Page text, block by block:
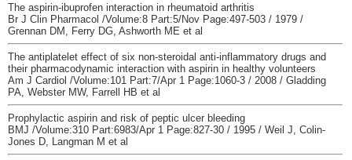
The aspirin-ibuprofen interaction in rheumatoid arthritis
Br J Clin Pharmacol /Volume:8 Part:5/Nov Page:497-503 / 1979 /
Grennan DM, Ferry DG, Ashworth ME et al
The antiplatelet effect of six non-steroidal anti-inflammatory drugs and
their pharmacodynamic interaction with aspirin in healthy volunteers
Am J Cardiol /Volume:101 Part:7/Apr 1 Page:1060-3 / 2008 / Gladding
PA, Webster MW, Farrell HB et al
Prophylactic aspirin and risk of peptic ulcer bleeding
BMJ /Volume:310 Part:6983/Apr 1 Page:827-30 / 1995 / Weil J, Colin-
Jones D, Langman M et al